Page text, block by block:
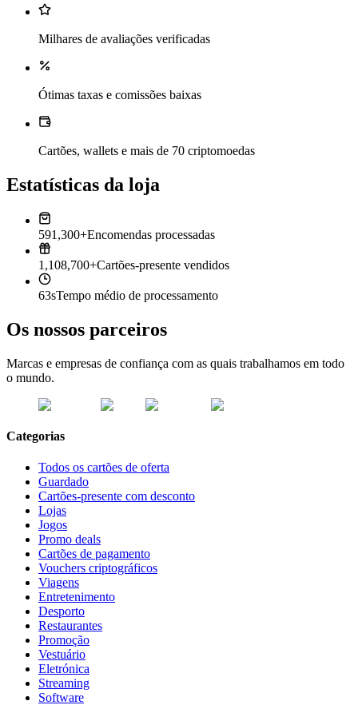
Milhares de avaliações verificadas
Ótimas taxas e comissões baixas
Cartões, wallets e mais de 70 criptomoedas
Estatísticas da loja
591,300+Encomendas processadas
1,108,700+Cartões-presente vendidos
63sTempo médio de processamento
Os nossos parceiros
Marcas e empresas de confiança com as quais trabalhamos em todo
o mundo.
Categorias
Todos os cartões de oferta
Guardado
Cartões-presente com desconto
Lojas
Jogos
Promo deals
Cartões de pagamento
Vouchers criptográficos
Viagens
Entretenimento
Desporto
Restaurantes
Promoção
Vestuário
Eletrónica
Streaming
Software